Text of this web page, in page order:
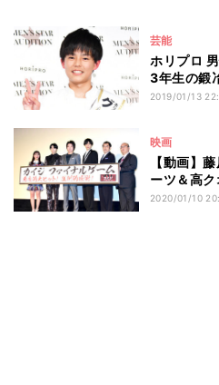
芸能
ホリプロ
3年生の鍛
2019/01/13
映画
【動画】
ーツ＆高
2020/01/10